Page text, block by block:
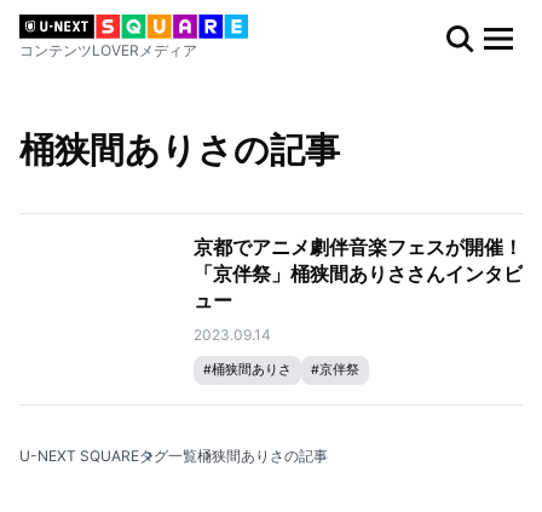
コンテンツLOVERメディア
桶狭間ありさの記事
京都でアニメ劇伴音楽フェスが開催！
「京伴祭」桶狭間ありささんインタビ
ュー
2023.09.14
#桶狭間ありさ #京伴祭
U-NEXT SQUAREタグ一覧桶狭間ありさの記事